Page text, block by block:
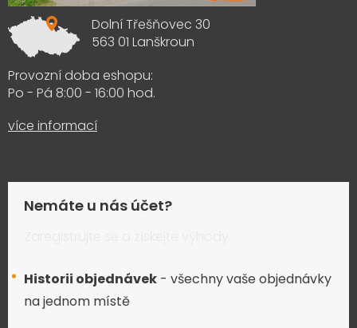
Dolní Třešňovec 30
563 01 Lanškroun
Provozní doba eshopu:
Po - Pá 8:00 - 16:00 hod.
více informací
Nemáte u nás účet?
Historii objednávek - všechny vaše objednávky
na jednom místě